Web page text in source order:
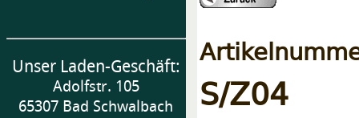
Unser Laden-Geschäft:
Adolfstr. 105
65307 Bad Schwalbach
S/Z04